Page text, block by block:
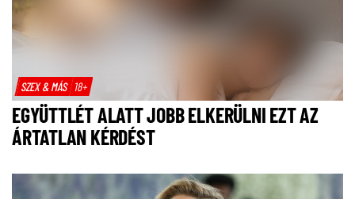
SZEX & MÁS 18+
EGYÜTTLÉT ALATT JOBB ELKERÜLNI EZT AZ
ÁRTATLAN KÉRDÉST